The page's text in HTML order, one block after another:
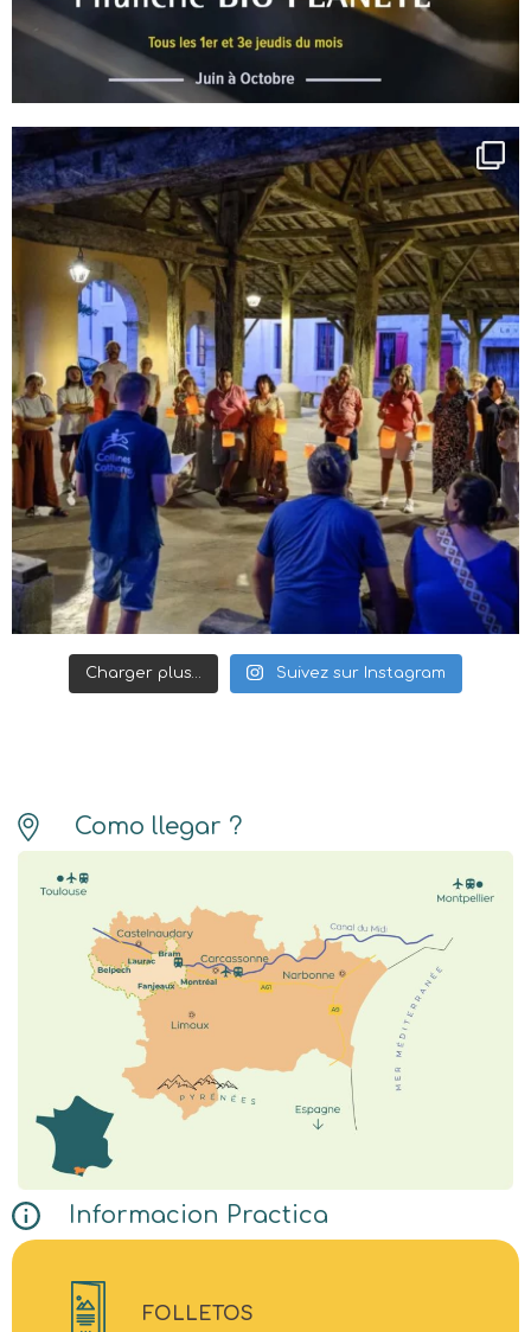
Charger plus… Suivez sur Instagram
Como llegar ?
Informacion Practica
FOLLETOS